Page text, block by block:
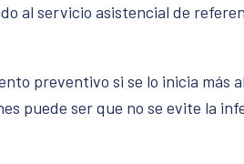
al servicio asistencial de
preventivo si se lo inicia más
puede ser que no se evite la